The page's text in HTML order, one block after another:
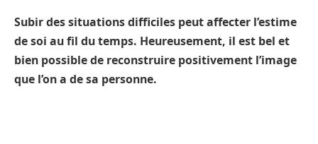
Subir des situations difficiles peut affecter l’estime
de soi au fil du temps. Heureusement, il est bel et
bien possible de reconstruire positivement l’image
que l’on a de sa personne.